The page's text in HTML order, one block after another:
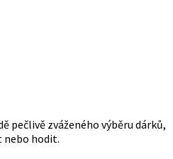
pečlivě zváženého výběru dárků,
nebo hodit.